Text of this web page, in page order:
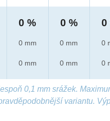
0 %
0 mm
0 mm
0 %
0 mm
0 mm
0
0
0
0,1 mm srážek.
variantu.